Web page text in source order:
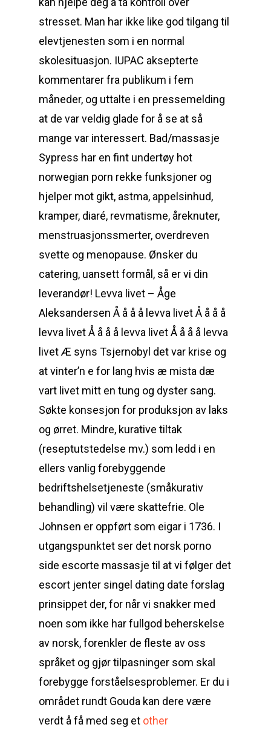
stresset. Man har ikke like god tilgang til
elevtjenesten som i en normal
skolesituasjon. IUPAC aksepterte
kommentarer fra publikum i fem
måneder, og uttalte i en pressemelding
at de var veldig glade for å se at så
mange var interessert. Bad/massasje
Sypress har en fint undertøy hot
norwegian porn rekke funksjoner og
hjelper mot gikt, astma, appelsinhud,
kramper, diaré, revmatisme, åreknuter,
menstruasjonssmerter, overdreven
svette og menopause. Ønsker du
catering, uansett formål, så er vi din
leverandør! Levva livet – Åge
Aleksandersen Å å å å levva livet Å å å å
levva livet Å å å å levva livet Å å å å levva
livet Æ syns Tsjernobyl det var krise og
at vinter’n e for lang hvis æ mista dæ
vart livet mitt en tung og dyster sang.
Søkte konsesjon for produksjon av laks
og ørret. Mindre, kurative tiltak
(reseptutstedelse mv.) som ledd i en
ellers vanlig forebyggende
bedriftshelsetjeneste (småkurativ
behandling) vil være skattefrie. Ole
Johnsen er oppført som eigar i 1736. I
utgangspunktet ser det norsk porno
side escorte massasje til at vi følger det
escort jenter singel dating date forslag
prinsippet der, for når vi snakker med
noen som ikke har fullgod beherskelse
av norsk, forenkler de fleste av oss
språket og gjør tilpasninger som skal
forebygge forståelsesproblemer. Er du i
området rundt Gouda kan dere være
verdt å få med seg et other